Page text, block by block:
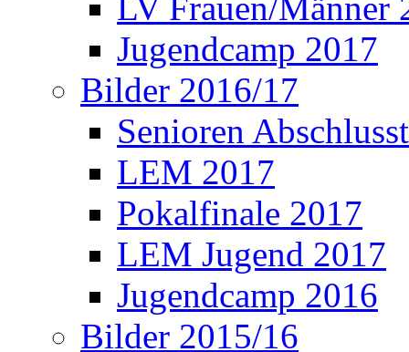
Jugendcamp 2017
Bilder 2016/17
Senioren
LEM 2017
Pokalfinale 2017
LEM Jugend 2017
Jugendcamp 2016
Bilder 2015/16